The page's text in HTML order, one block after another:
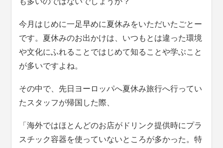
今月はじめに一足早めに夏休みをいただいたごとー
です。夏休みのお出かけは、いつもとは違った環境
や文化にふれることではじめて知ることや学ぶこと
が多いですよね。
その中で、先日ヨーロッパへ夏休み旅行へ行ってい
たスタッフが帰国した際、
「海外ではほとんどのお店がドリンク提供時にプラ
スチック容器を使っていないところが多かった。特